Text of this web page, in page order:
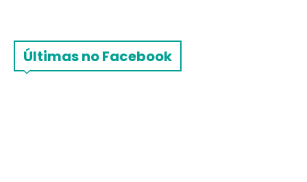
Últimas no Facebook